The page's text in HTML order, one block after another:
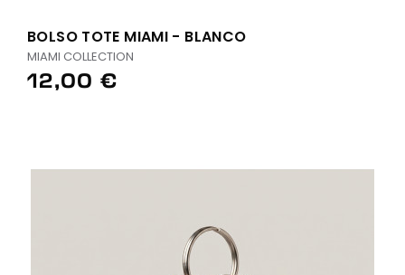
BOLSO TOTE MIAMI - BLANCO
MIAMI COLLECTION
12,00 €